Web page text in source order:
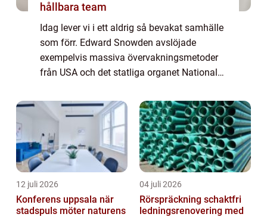
hållbara team
Idag lever vi i ett aldrig så bevakat samhälle
som förr. Edward Snowden avslöjade
exempelvis massiva övervakningsmetoder
från USA och det statliga organet National
tvinga...
12 juli 2026
Konferens uppsala när
stadspuls möter naturens
04 juli 2026
Rörspräckning schaktfri
ledningsrenovering med